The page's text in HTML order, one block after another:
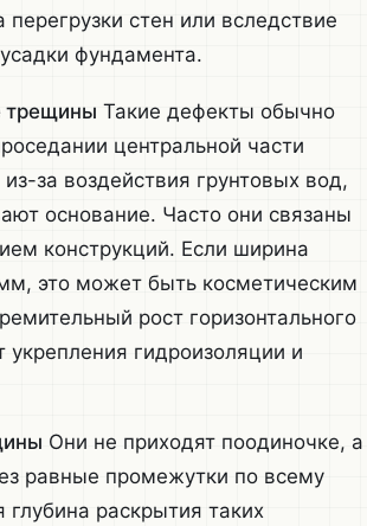
перегрузки стен или вследствие
фундамента.
трещины Такие дефекты обычно
центральной части
за воздействия грунтовых вод,
основание. Часто они связаны
конструкций. Если ширина
это может быть косметическим
рост горизонтального
укрепления гидроизоляции и
Они не приходят поодиночке, а
равные промежутки по всему
раскрытия таких